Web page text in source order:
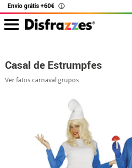
Envio grátis +60€ i
Casal de Estrumpfes
Ver fatos carnaval grupos